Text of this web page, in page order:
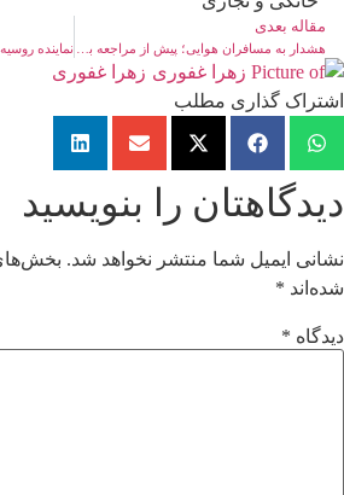
مقاله بعدی
زهرا غفوری
اشتراک گذاری مطلب
دیدگاهتان را بنویسید
نشانی ایمیل شما منتشر نخواهد شد.
شده‌اند *
دیدگاه *